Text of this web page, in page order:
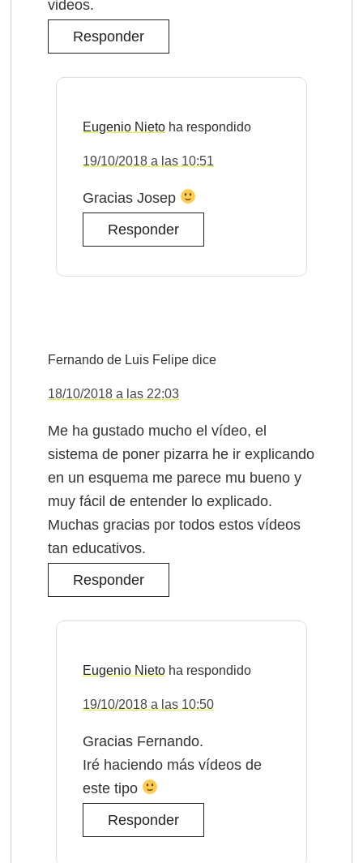
videos.
Responder
Eugenio Nieto
19/10/2018 a las 10:51
Gracias Josep
Responder
Fernando de Luis Felipe dice
18/10/2018 a las 22:03
Me ha gustado mucho el vídeo, el
sistema de poner pizarra he ir explicando
en un esquema me parece mu bueno y
muy fácil de entender lo explicado.
Muchas gracias por todos estos vídeos
tan educativos.
Responder
Eugenio Nieto
19/10/2018 a las 10:50
Gracias Fernando.
Iré haciendo más vídeos de
este tipo
Responder